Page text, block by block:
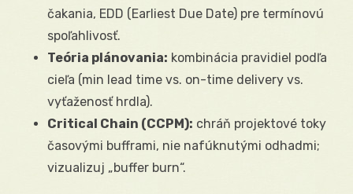
čakania, EDD (Earliest Due Date) pre termínovú
spoľahlivosť.
Teória plánovania: kombinácia pravidiel podľa
cieľa (min lead time vs. on-time delivery vs.
vyťaženosť hrdla).
Critical Chain (CCPM): chráň projektové toky
časovými bufframi, nie nafúknutými odhadmi;
vizualizuj „buffer burn“.